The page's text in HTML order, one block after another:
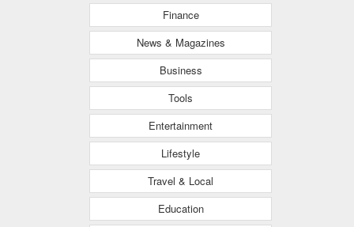
Finance
News & Magazines
Business
Tools
Entertainment
Lifestyle
Travel & Local
Education